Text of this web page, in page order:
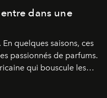
dans une
En quelques saisons, ces
passionnés de parfums.
qui bouscule les
en proposant
personnelle :